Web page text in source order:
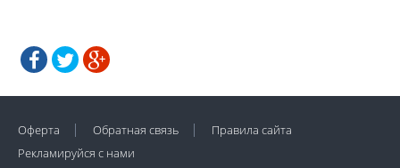
Оферта Обратная связь
Правила сайта
Рекламируйся с нами